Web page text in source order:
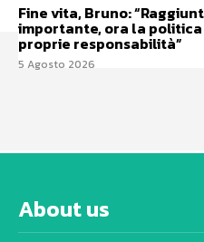
Fine vita, Bruno:
importante, ora la
proprie responsabilità”
5 Agosto 2026
About us